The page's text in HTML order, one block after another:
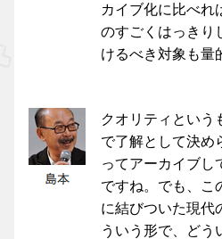
カイブ化に比べれ
のすごくはっきり
けるべき対象も量
クオリティという
で了解として決め
ってアーカイブし
ですね。でも、こ
に結びついた現代
ういう形で、どう